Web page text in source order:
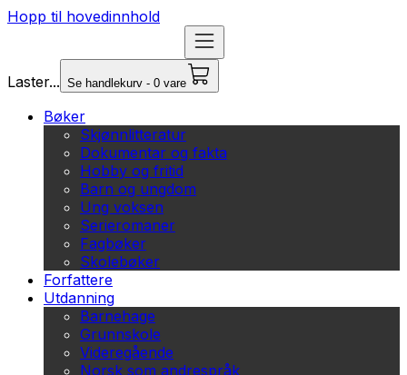
Hopp til hovedinnhold
Laster... Se handlekurv - 0 vare
Bøker
Skjønnlitteratur
Dokumentar og fakta
Hobby og fritid
Barn og ungdom
Ung voksen
Serieromaner
Fagbøker
Skolebøker
Forfattere
Utdanning
Barnehage
Grunnskole
Videregående
Norsk som andrespråk